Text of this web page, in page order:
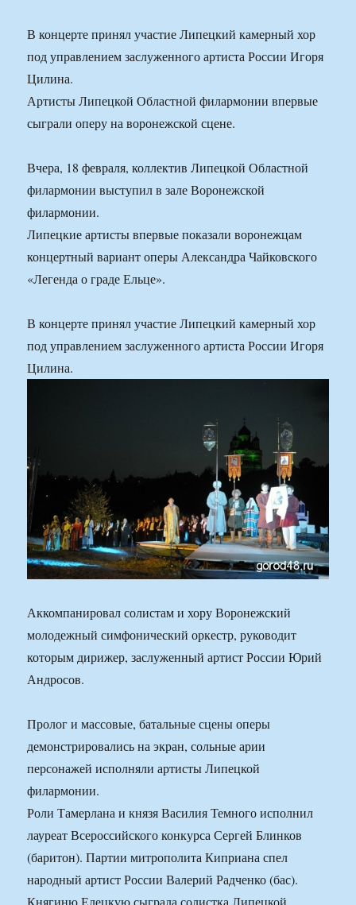
В концерте принял участие Липецкий камерный хор
под управлением заслуженного артиста России Игоря
Цилина.
Артисты Липецкой Областной филармонии впервые
сыграли оперу на воронежской сцене.
Вчера, 18 февраля, коллектив Липецкой Областной
филармонии выступил в зале Воронежской
филармонии.
Липецкие артисты впервые показали воронежцам
концертный вариант оперы Александра Чайковского
«Легенда о граде Ельце».
В концерте принял участие Липецкий камерный хор
под управлением заслуженного артиста России Игоря
Цилина.
Аккомпанировал солистам и хору Воронежский
молодежный симфонический оркестр, руководит
которым дирижер, заслуженный артист России Юрий
Андросов.
Пролог и массовые, батальные сцены оперы
демонстрировались на экран, сольные арии
персонажей исполняли артисты Липецкой
филармонии.
Роли Тамерлана и князя Василия Темного исполнил
лауреат Всероссийского конкурса Сергей Блинков
(баритон). Партии митрополита Киприана спел
народный артист России Валерий Радченко (бас).
Княгиню Елецкую сыграла солистка Липецкой